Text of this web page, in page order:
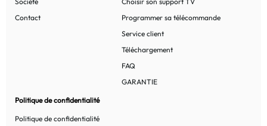
Contact
Programmer sa télécommande
Service client
Téléchargement
FAQ
GARANTIE
Politique de confidentialité
Politique de confidentialité